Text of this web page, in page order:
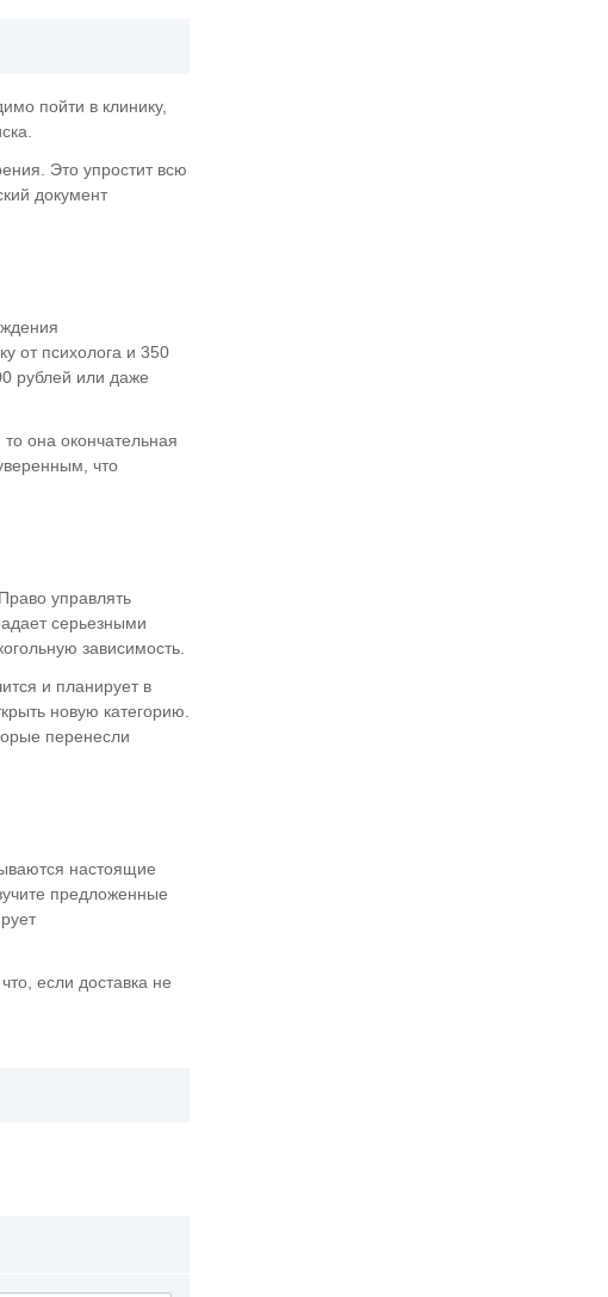
пойти в клинику,
Это упростит всю
документ
от психолога и 350
рублей или даже
она окончательная
что
управлять
серьезными
зависимость.
и планирует в
новую категорию.
перенесли
настоящие
предложенные
если доставка не